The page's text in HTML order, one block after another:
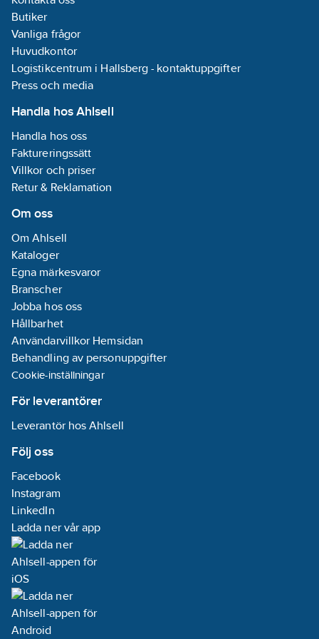
Butiker
Vanliga frågor
Huvudkontor
Logistikcentrum i Hallsberg - kontaktuppgifter
Press och media
Handla hos Ahlsell
Handla hos oss
Faktureringssätt
Villkor och priser
Retur & Reklamation
Om oss
Om Ahlsell
Kataloger
Egna märkesvaror
Branscher
Jobba hos oss
Hållbarhet
Användarvillkor Hemsidan
Behandling av personuppgifter
Cookie-inställningar
För leverantörer
Leverantör hos Ahlsell
Följ oss
Facebook
Instagram
LinkedIn
Ladda ner vår app